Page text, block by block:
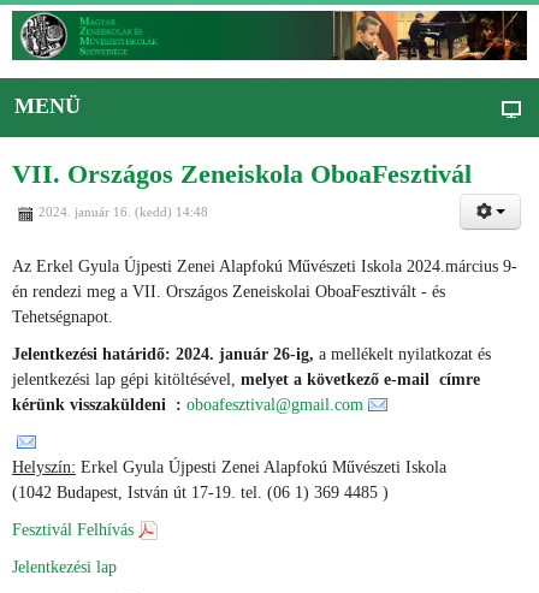
MENÜ
VII. Országos Zeneiskola OboaFesztivál
2024. január 16. (kedd) 14:48
Az Erkel Gyula Újpesti Zenei Alapfokú Művészeti Iskola 2024.március 9-
én rendezi meg a VII. Országos Zeneiskolai OboaFesztivált - és
Tehetségnapot.
Jelentkezési határidő: 2024. január 26-ig, a mellékelt nyilatkozat és
jelentkezési lap gépi kitöltésével,
melyet a következő e-mail címre
kérünk visszaküldeni : oboafesztival@gmail.com
Helyszín: Erkel Gyula Újpesti Zenei Alapfokú Művészeti Iskola
(1042 Budapest, István út 17-19. tel. (06 1) 369 4485 )
Fesztivál Felhívás
Jelentkezési lap